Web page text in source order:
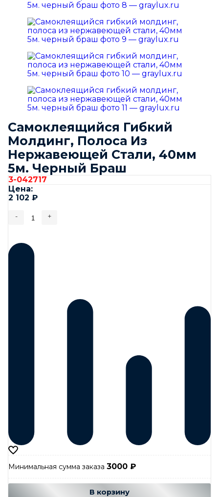
Самоклеящийся Гибкий
Молдинг, Полоса Из
Нержавеющей Стали, 40мм
5м. Черный Браш
3-042717
Цена:
2 102 ₽
- +
Минимальная сумма заказа 3000 ₽
В корзину